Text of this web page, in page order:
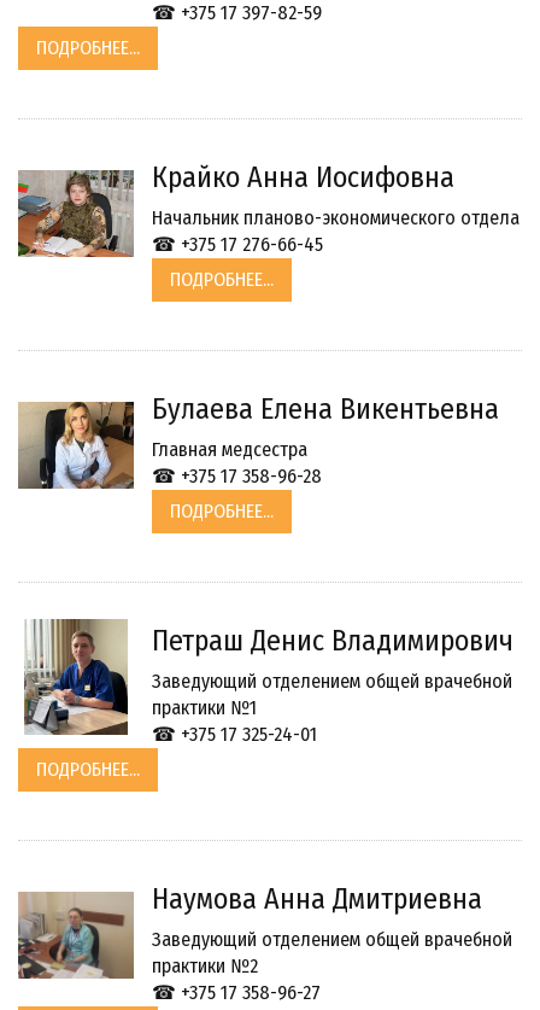
☎ +375 17 397-82-59
ПОДРОБНЕЕ...
Крайко Анна Иосифовна
Начальник планово-экономического отдела
☎ +375 17 276-66-45
ПОДРОБНЕЕ...
Булаева Елена Викентьевна
Главная медсестра
☎ +375 17 358-96-28
ПОДРОБНЕЕ...
Петраш Денис Владимирович
Заведующий отделением общей врачебной
практики №1
☎ +375 17 325-24-01
ПОДРОБНЕЕ...
Наумова Анна Дмитриевна
Заведующий отделением общей врачебной
практики №2
☎ +375 17 358-96-27